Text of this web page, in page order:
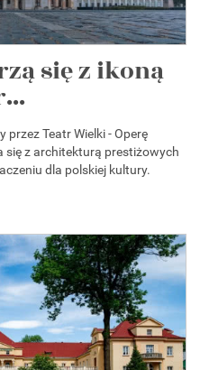
się z ikoną
przez Teatr Wielki - Operę
się z architekturą prestiżowych
dla polskiej kultury.